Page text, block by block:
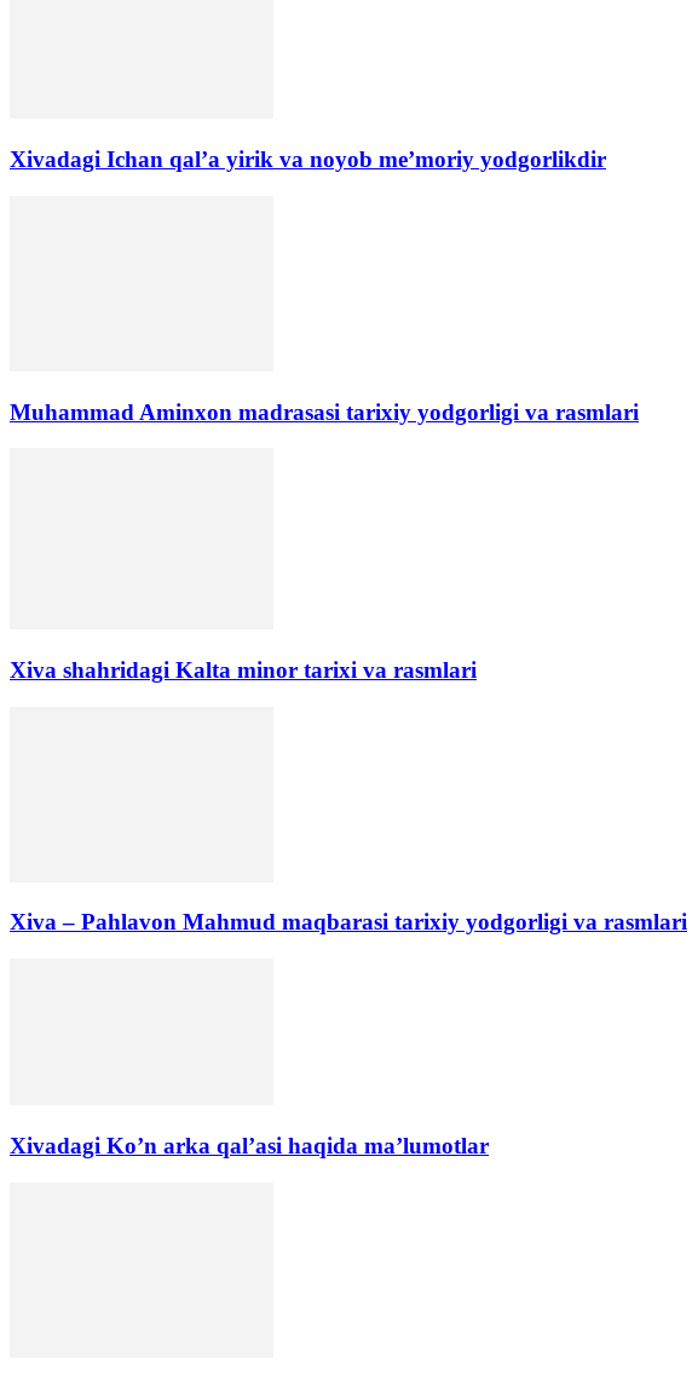
Xivadagi Ichan qal’a yirik va noyob me’moriy yodgorlikdir
​Muhammad Aminxon madrasasi tarixiy yodgorligi va rasmlari
Xiva shahridagi Kalta minor tarixi va rasmlari
Xiva – Pahlavon Mahmud maqbarasi tarixiy yodgorligi va rasmlari
Xivadagi Ko’n arka qal’asi haqida ma’lumotlar